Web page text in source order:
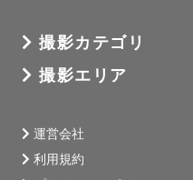
撮影カテゴリ
撮影エリア
運営会社
利用規約